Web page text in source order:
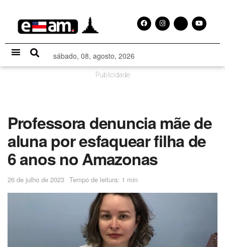
sábado, 08, agosto, 2026
Publicidade
Professora denuncia mãe de
aluna por esfaquear filha de
6 anos no Amazonas
26 de julho de 2023 Tempo de leitura: 1 min